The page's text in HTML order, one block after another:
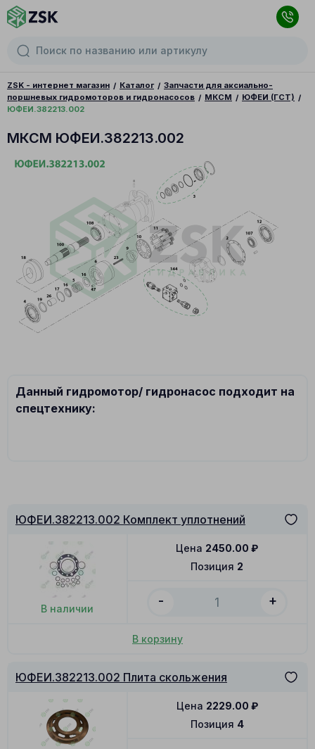
ZSK - интернет магазин Каталог
Запчасти для аксиально-
поршневых гидромоторов и гидронасосов
МКСМ
ЮФЕИ (ГСТ)
ЮФЕИ.382213.002
МКСМ ЮФЕИ.382213.002
Данный гидромотор/ гидронасос подходит на
спецтехнику:
ЮФЕИ.382213.002 Комплект уплотнений
В наличии
Позиция 2
Цена 2450.00 ₽
- +
В корзину
ЮФЕИ.382213.002 Плита скольжения
Позиция 4
Цена 2229.00 ₽